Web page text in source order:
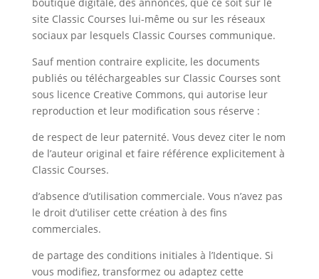
site Classic Courses lui-même ou sur les réseaux
sociaux par lesquels Classic Courses communique.
Sauf mention contraire explicite, les documents
publiés ou téléchargeables sur Classic Courses sont
sous licence Creative Commons, qui autorise leur
reproduction et leur modification sous réserve :
de respect de leur paternité. Vous devez citer le nom
de l’auteur original et faire référence explicitement à
Classic Courses.
d’absence d’utilisation commerciale. Vous n’avez pas
le droit d’utiliser cette création à des fins
commerciales.
de partage des conditions initiales à l’Identique. Si
vous modifiez, transformez ou adaptez cette